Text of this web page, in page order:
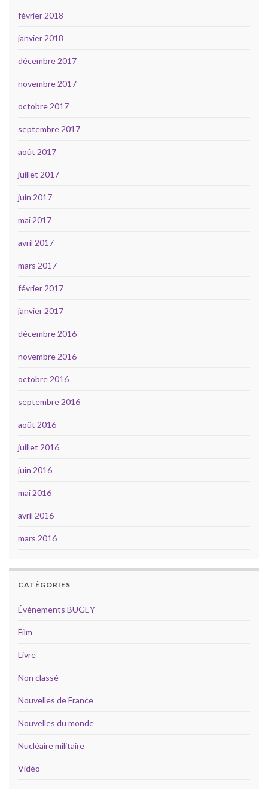
février 2018
janvier 2018
décembre 2017
novembre 2017
octobre 2017
septembre 2017
août 2017
juillet 2017
juin 2017
mai 2017
avril 2017
mars 2017
février 2017
janvier 2017
décembre 2016
novembre 2016
octobre 2016
septembre 2016
août 2016
juillet 2016
juin 2016
mai 2016
avril 2016
mars 2016
CATÉGORIES
Évènements BUGEY
Film
Livre
Non classé
Nouvelles de France
Nouvelles du monde
Nucléaire militaire
Vidéo